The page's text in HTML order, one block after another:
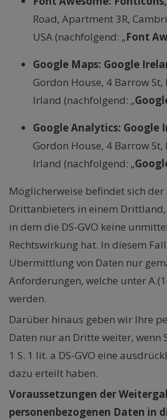
Road, Apartment 3R,
USA (nachfolgend: „Font
Google Maps: Google
Gordon House, 4 Barrow St,
Irland (nachfolgend: „
Google Analytics: Google
Gordon House, 4 Barrow St,
Irland (nachfolgend: „
Möglicherweise befindet sich der
Drittanbieters in einem Drittland,
in dem die DS-GVO keine
Rechtswirkung hat. In diesem
Übermittlung von Daten nur
Anforderungen, welche unter
werden.
Darüber hinaus geben wir Ihre
Daten nur an Dritte weiter, wenn
1 S. 1 lit. a DS-GVO eine
dazu erteilt haben.
Voraussetzungen der
personenbezogenen Daten in